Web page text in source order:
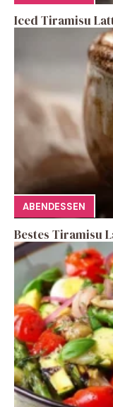
Iced Tiramisu
ABENDESSEN
Bestes Tiramisu